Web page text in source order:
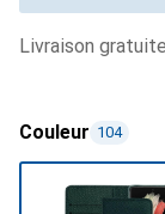
livraison gratuite
Couleur 104